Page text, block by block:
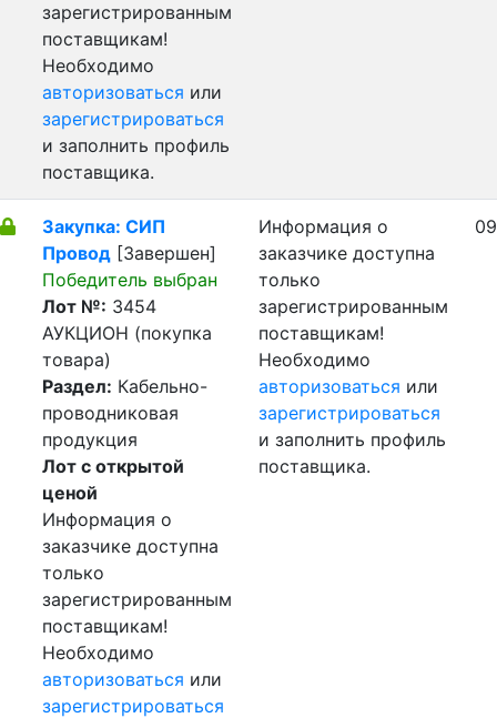
зарегистрированным
поставщикам!
Необходимо
авторизоваться или
зарегистрироваться
и заполнить профиль
поставщика.
Закупка: СИП
Провод [Завершен]
Победитель выбран
Лот №: 3454
АУКЦИОН (покупка
товара)
Раздел: Кабельно-
проводниковая
продукция
Лот с открытой
ценой
Информация о
заказчике доступна
только
зарегистрированным
поставщикам!
Необходимо
авторизоваться или
зарегистрироваться
Информация о
заказчике доступна
только
зарегистрированным
поставщикам!
Необходимо
авторизоваться или
зарегистрироваться
и заполнить профиль
поставщика.